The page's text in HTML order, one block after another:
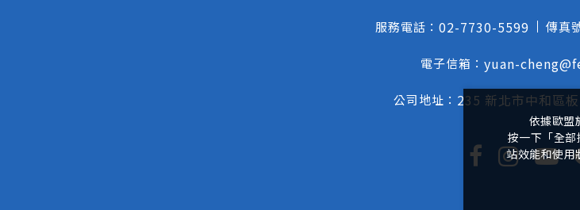
服務電話： 02-7730-5599 傳真
電子信箱： yuan-
公司地址： 235 新北市中和區
依據歐盟
按一下「全
站效能和使用